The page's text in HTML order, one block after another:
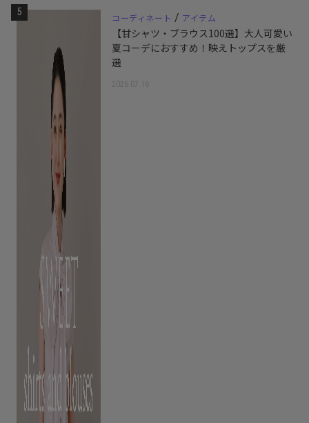
5 コーディネート / アイテム
【甘シャツ・ブラウス100選】大人可愛い
夏コーデにおすすめ！映えトップスを厳
選
2026.07.16